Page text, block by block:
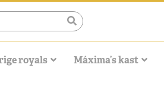
royals Máxima’s kast